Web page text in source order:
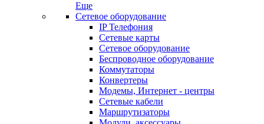
Еще
Сетевое оборудование
IP Телефония
Сетевые карты
Сетевое оборудование
Беспроводное оборудование
Коммутаторы
Конвертеры
Модемы, Интернет - центры
Сетевые кабели
Маршрутизаторы